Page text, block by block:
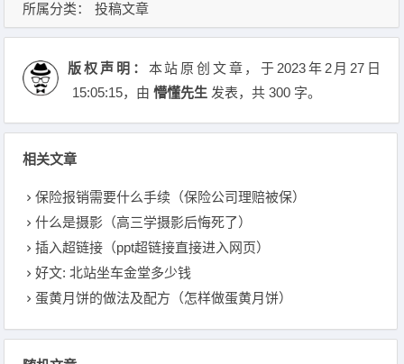
所属分类： 投稿文章
版权声明： 本站原创文章，于2023年2月27日
15:05:15，由懵懂先生 发表，共 300 字。
相关文章
保险报销需要什么手续（保险公司理赔被保）
什么是摄影（高三学摄影后悔死了）
插入超链接（ppt超链接直接进入网页）
好文: 北站坐车金堂多少钱
蛋黄月饼的做法及配方（怎样做蛋黄月饼）